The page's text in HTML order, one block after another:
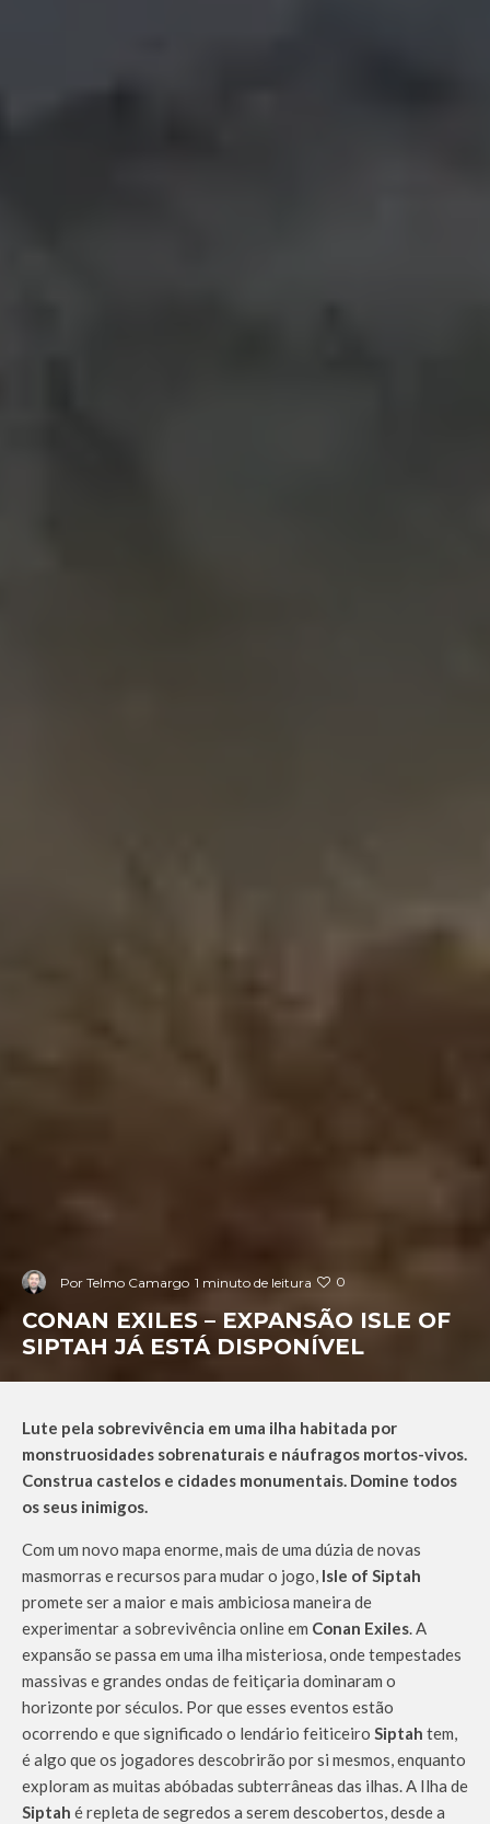
Por Telmo Camargo 1 minuto de leitura 0
CONAN EXILES – EXPANSÃO ISLE OF
SIPTAH JÁ ESTÁ DISPONÍVEL
Lute pela sobrevivência em uma ilha habitada por
monstruosidades sobrenaturais e náufragos mortos-vivos.
Construa castelos e cidades monumentais. Domine todos
os seus inimigos.
Com um novo mapa enorme, mais de uma dúzia de novas
masmorras e recursos para mudar o jogo, Isle of Siptah
promete ser a maior e mais ambiciosa maneira de
experimentar a sobrevivência online em Conan Exiles. A
expansão se passa em uma ilha misteriosa, onde tempestades
massivas e grandes ondas de feitiçaria dominaram o
horizonte por séculos. Por que esses eventos estão
ocorrendo e que significado o lendário feiticeiro Siptah tem,
é algo que os jogadores descobrirão por si mesmos, enquanto
exploram as muitas abóbadas subterrâneas das ilhas. A Ilha de
Siptah é repleta de segredos a serem descobertos, desde a